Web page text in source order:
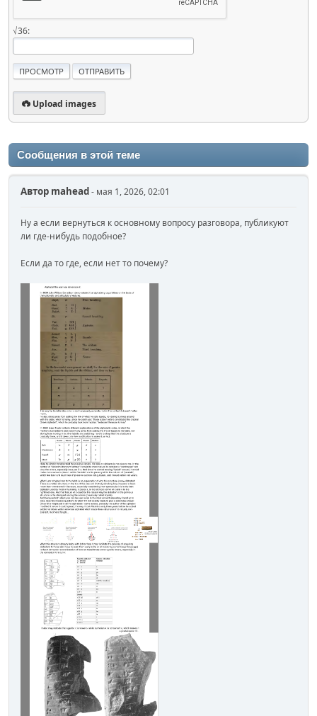
√36:
Upload images
Сообщения в этой теме
Автор mahead- мая 1, 2026, 02:01
Ну а если вернуться к основному вопросу разговора, публикуют
ли где-нибудь подобное?
Если да то где, если нет то почему?